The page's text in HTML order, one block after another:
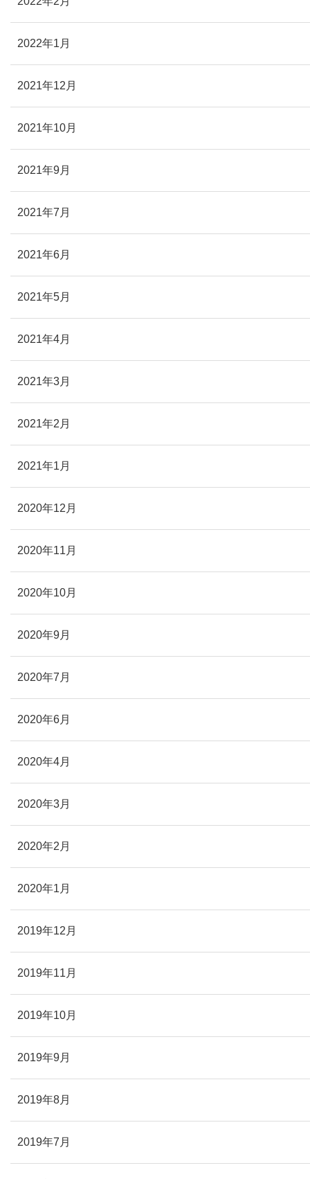
2022年1月
2021年12月
2021年10月
2021年9月
2021年7月
2021年6月
2021年5月
2021年4月
2021年3月
2021年2月
2021年1月
2020年12月
2020年11月
2020年10月
2020年9月
2020年7月
2020年6月
2020年4月
2020年3月
2020年2月
2020年1月
2019年12月
2019年11月
2019年10月
2019年9月
2019年8月
2019年7月